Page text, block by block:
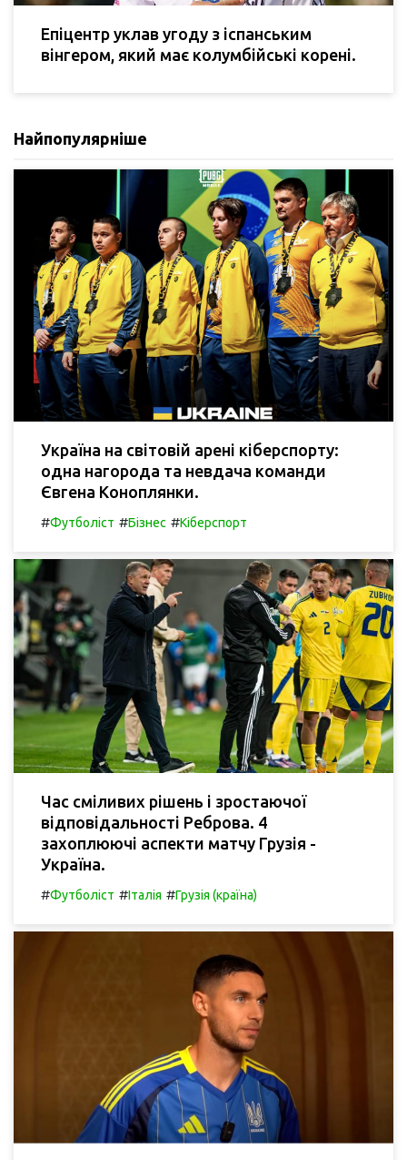
Епіцентр уклав угоду з іспанським
вінгером, який має колумбійські корені.
Найпопулярніше
Україна на світовій арені кіберспорту:
одна нагорода та невдача команди
Євгена Коноплянки.
#Футболіст #Бізнес #Кіберспорт
Час сміливих рішень і зростаючої
відповідальності Реброва. 4
захоплюючі аспекти матчу Грузія -
Україна.
#Футболіст #Італія #Грузія (країна)